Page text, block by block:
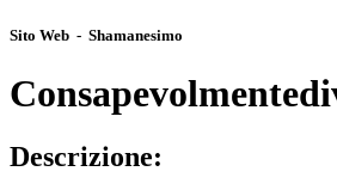
Sito Web - Shamanesimo
Descrizione: